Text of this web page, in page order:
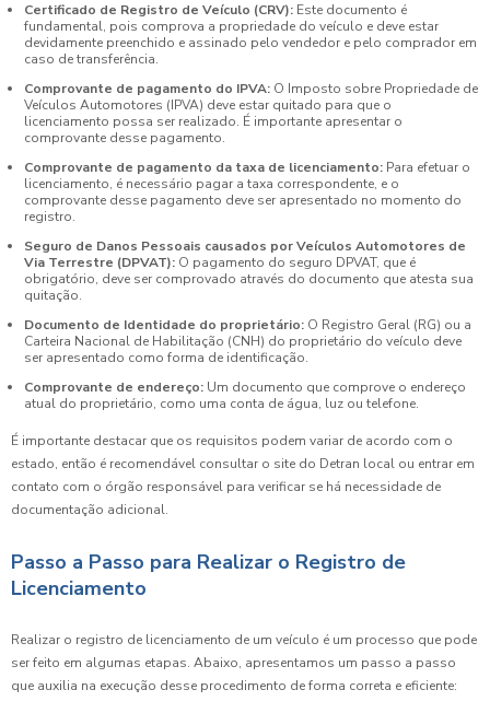
Certificado de Registro de Veículo (CRV): Este documento é
fundamental, pois comprova a propriedade do veículo e deve estar
devidamente preenchido e assinado pelo vendedor e pelo comprador em
caso de transferência.
Comprovante de pagamento do IPVA: O Imposto sobre Propriedade de
Veículos Automotores (IPVA) deve estar quitado para que o
licenciamento possa ser realizado. É importante apresentar o
comprovante desse pagamento.
Comprovante de pagamento da taxa de licenciamento: Para efetuar o
licenciamento, é necessário pagar a taxa correspondente, e o
comprovante desse pagamento deve ser apresentado no momento do
registro.
Seguro de Danos Pessoais causados por Veículos Automotores de
Via Terrestre (DPVAT): O pagamento do seguro DPVAT, que é
obrigatório, deve ser comprovado através do documento que atesta sua
quitação.
Documento de Identidade do proprietário: O Registro Geral (RG) ou a
Carteira Nacional de Habilitação (CNH) do proprietário do veículo deve
ser apresentado como forma de identificação.
Comprovante de endereço: Um documento que comprove o endereço
atual do proprietário, como uma conta de água, luz ou telefone.
É importante destacar que os requisitos podem variar de acordo com o
estado, então é recomendável consultar o site do Detran local ou entrar em
contato com o órgão responsável para verificar se há necessidade de
documentação adicional.
Passo a Passo para Realizar o Registro de
Licenciamento
Realizar o registro de licenciamento de um veículo é um processo que pode
ser feito em algumas etapas. Abaixo, apresentamos um passo a passo
que auxilia na execução desse procedimento de forma correta e eficiente: